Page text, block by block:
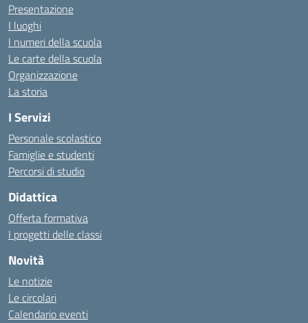
Presentazione
I luoghi
I numeri della scuola
Le carte della scuola
Organizzazione
La storia
I Servizi
Personale scolastico
Famiglie e studenti
Percorsi di studio
Didattica
Offerta formativa
I progetti delle classi
Novità
Le notizie
Le circolari
Calendario eventi